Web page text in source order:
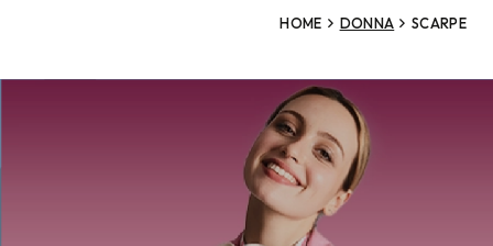
HOME DONNA SCARPE